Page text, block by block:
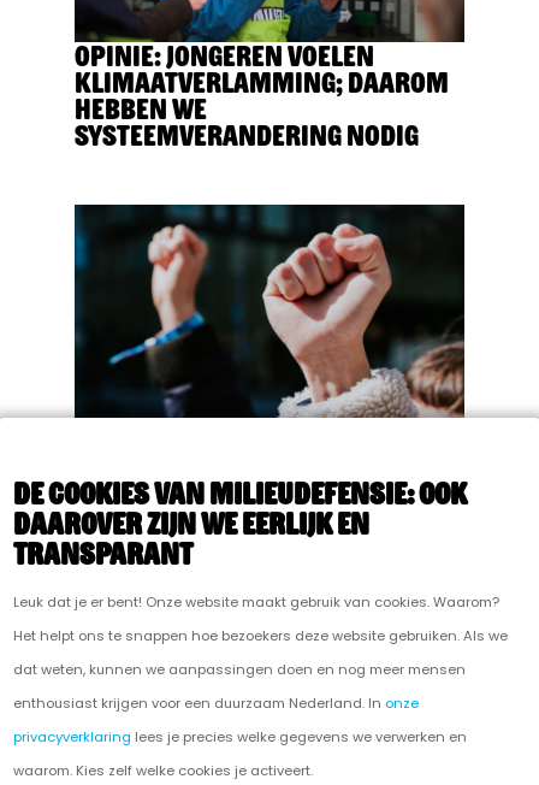
De cookies van Milieudefensie: ook
daarover zijn we eerlijk en
transparant
Leuk dat je er bent! Onze website maakt gebruik van cookies. Waarom?
Het helpt ons te snappen hoe bezoekers deze website gebruiken. Als we
dat weten, kunnen we aanpassingen doen en nog meer mensen
enthousiast krijgen voor een duurzaam Nederland. In onze
privacyverklaring lees je precies welke gegevens we verwerken en
waarom. Kies zelf welke cookies je activeert.
Opinie: Jongeren voelen
klimaatverlamming; daarom
hebben we
systeemverandering nodig
STATEMENT: Ons recht op
protest